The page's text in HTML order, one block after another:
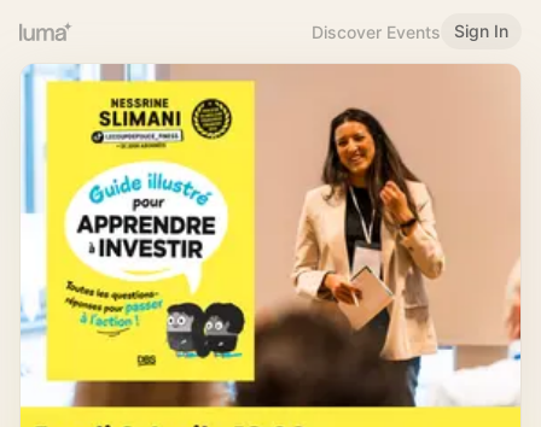
Discover Events Sign In